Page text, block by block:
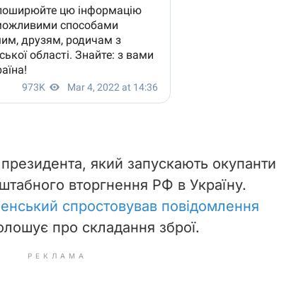
який запускають окупанти
вторгнення РФ в Україну.
спростовував повідомлення
про складання зброї.
РЕКЛАМА